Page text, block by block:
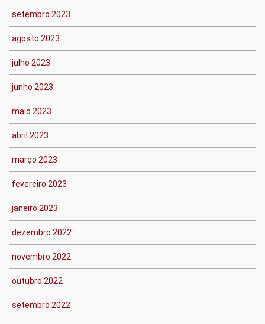
setembro 2023
agosto 2023
julho 2023
junho 2023
maio 2023
abril 2023
março 2023
fevereiro 2023
janeiro 2023
dezembro 2022
novembro 2022
outubro 2022
setembro 2022